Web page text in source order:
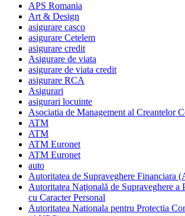
APS Romania
Art & Design
asigurare casco
asigurare Cetelem
asigurare credit
Asigurare de viata
asigurare de viata credit
asigurare RCA
Asigurari
asigurari locuinte
Asociatia de Management al Creantelor
ATM
ATM
ATM Euronet
ATM Euronet
auto
Autoritatea de Supraveghere Financiara
Autoritatea Naţională de Supraveghere a
cu Caracter Personal
Autoritatea Nationala pentru Protectia